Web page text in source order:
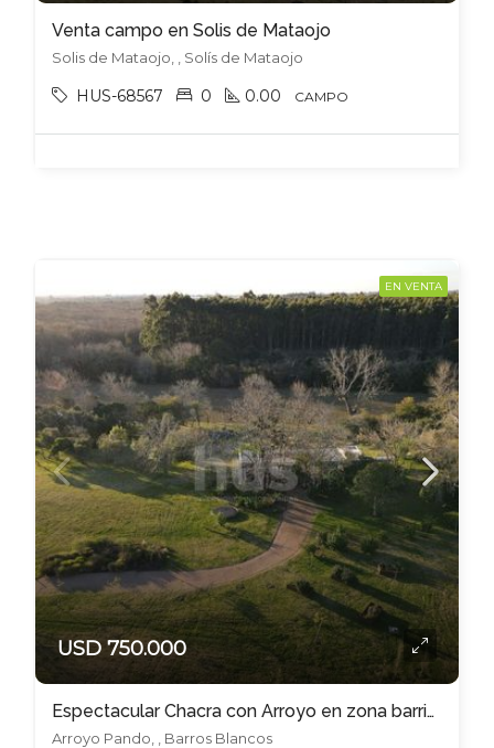
Venta campo en Solis de Mataojo
Solis de Mataojo, , Solís de Mataojo
HUS-68567 0 0.00 CAMPO
EN VENTA
USD 750.000
Espectacular Chacra con Arroyo en zona barrios privados.
Arroyo Pando, , Barros Blancos